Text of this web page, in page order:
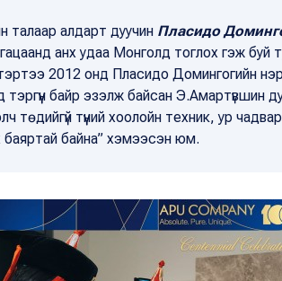
талаар алдарт дуучин Пласидо
анх удаа Монголд тоглох гэж буй
2012 онд Пласидо Домингогийн
тэргүүн байр эзэлж байсан Э.Амартүвшин
төдийгүй түүний хоолойн техник, ур
баяртай байна” хэмээсэн юм.